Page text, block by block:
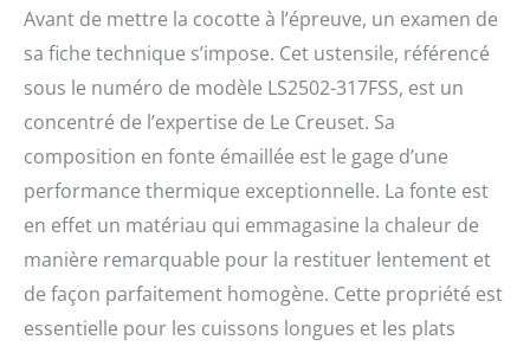
Avant de mettre la cocotte à l’épreuve, un examen de
sa fiche technique s’impose. Cet ustensile, référencé
sous le numéro de modèle LS2502-317FSS, est un
concentré de l’expertise de Le Creuset. Sa
composition en fonte émaillée est le gage d’une
performance thermique exceptionnelle. La fonte est
en effet un matériau qui emmagasine la chaleur de
manière remarquable pour la restituer lentement et
de façon parfaitement homogène. Cette propriété est
essentielle pour les cuissons longues et les plats